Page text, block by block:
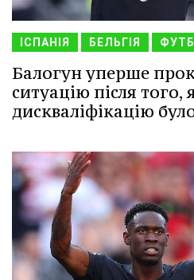
ІСПАНІЯ БЕЛЬГІЯ
Балогун уперше
ситуацію після того,
дискваліфікацію